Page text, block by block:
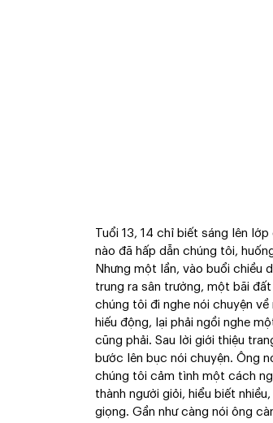
Tuổi 13, 14 chỉ biết sáng lên
nào đã hấp dẫn chúng tôi,
Nhưng một lần, vào buổi
trung ra sân trường, một bãi
chúng tôi đi nghe nói chuyện
hiếu động, lại phải ngồi nghe
cũng phải. Sau lời giới thiệu
bước lên bục nói chuyện. Ông
chúng tôi cảm tình một cách
thành người giỏi, hiểu biết
giọng. Gần như càng nói ông